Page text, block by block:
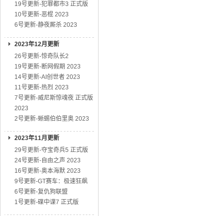
19号更新-犯罪都市3 正式版
10号更新-恶棍 2023
6号更新-静夜厮杀 2023
2023年12月更新
26号更新-惊奇队长2
19号更新-断网假期 2023
14号更新-AI创世者 2023
11号更新-热烈 2023
7号更新-威尼斯惊魂夜 正式版
2023
2号更新-蜥蜴伯伯里奥 2023
2023年11月更新
29号更新-夺宝奇兵5 正式版
24号更新-自由之声 2023
16号更新-奥本海默 2023
9号更新-GT赛车：极速狂飙
6号更新-复仇狗联盟
1号更新-碟中谍7 正式版